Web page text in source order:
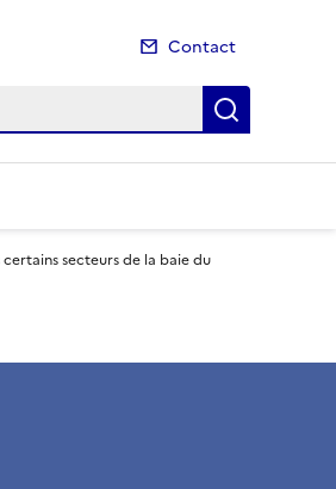
Contact
secteurs de la baie du